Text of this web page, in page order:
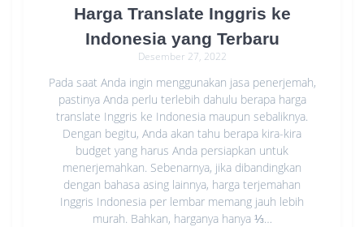
Harga Translate Inggris ke
Indonesia yang Terbaru
Desember 27, 2022
Pada saat Anda ingin menggunakan jasa penerjemah,
pastinya Anda perlu terlebih dahulu berapa harga
translate Inggris ke Indonesia maupun sebaliknya.
Dengan begitu, Anda akan tahu berapa kira-kira
budget yang harus Anda persiapkan untuk
menerjemahkan. Sebenarnya, jika dibandingkan
dengan bahasa asing lainnya, harga terjemahan
Inggris Indonesia per lembar memang jauh lebih
murah. Bahkan, harganya hanya ⅓…